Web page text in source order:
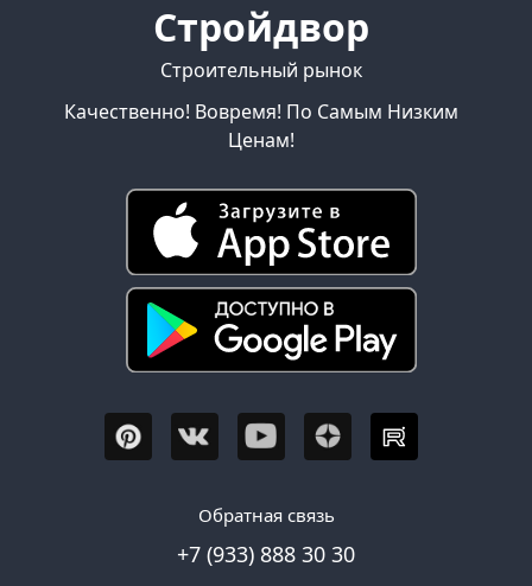
Стройдвор
Строительный рынок
Качественно! Вовремя! По Самым Низким
Ценам!
Обратная связь
+7 (933) 888 30 30